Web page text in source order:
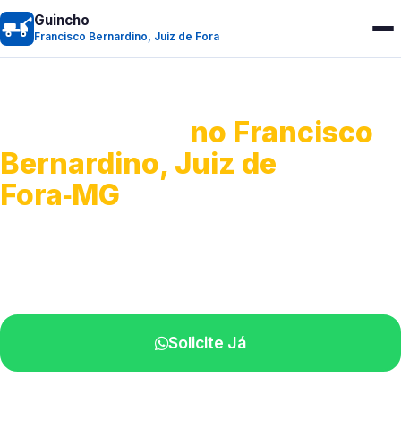
Guincho
Francisco Bernardino, Juiz de Fora
no Francisco
Bernardino, Juiz de
Fora‑MG
Solicite Já